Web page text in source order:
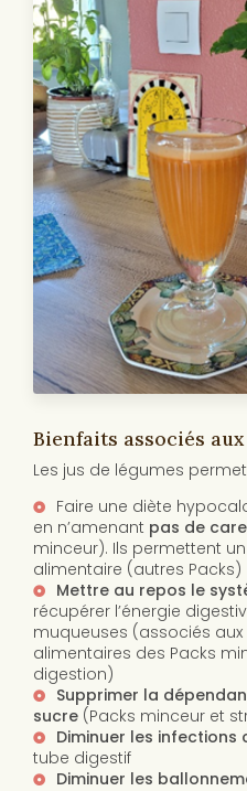
Bienfaits associés aux
Les jus de légumes
Faire une diète
en n’amenant pas de
minceur). Ils permettent
alimentaire (autres Packs)
Mettre au repos le
récupérer l’énergie
muqueuses (associés
alimentaires des Packs
digestion)
Supprimer la
sucre (Packs minceur et
Diminuer les
tube digestif
Diminuer les